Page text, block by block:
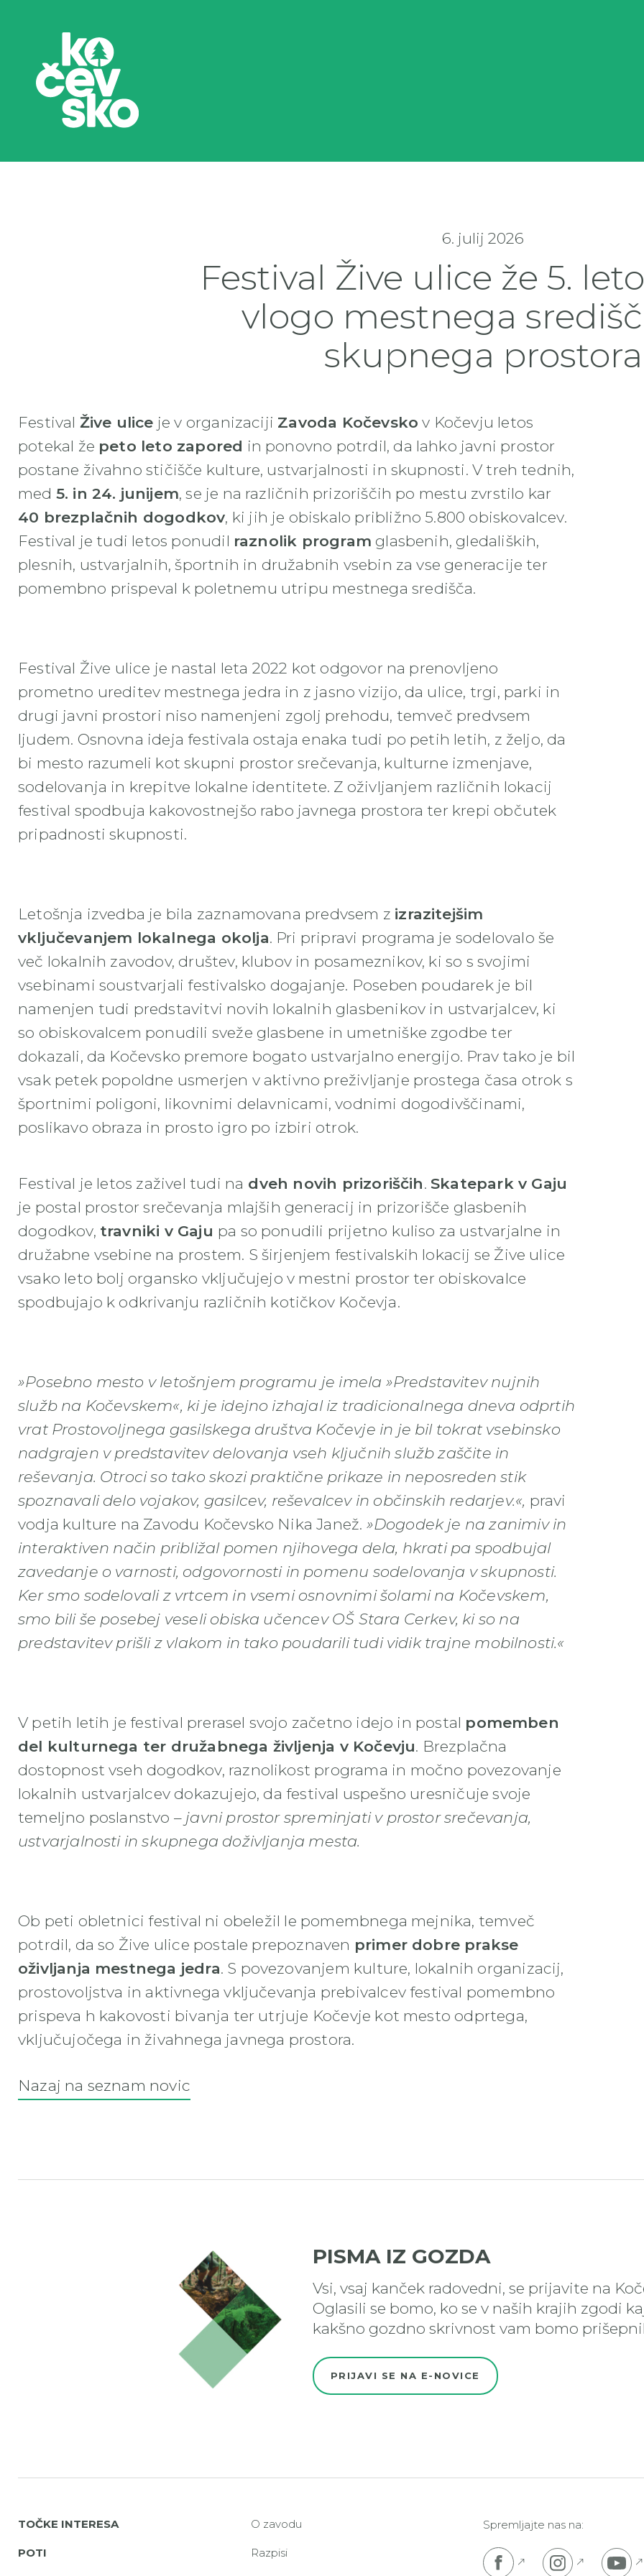
6. julij 2026
Festival Žive ulice že 5.
vlogo mestnega
skupnega prostora
Festival Žive ulice je v organizaciji Zavoda Kočevsko v Kočevju letos
potekal že peto leto zapored in ponovno potrdil, da lahko javni prostor
postane živahno stičišče kulture, ustvarjalnosti in skupnosti. V treh tednih,
med 5. in 24. junijem, se je na različnih prizoriščih po mestu zvrstilo kar
40 brezplačnih dogodkov, ki jih je obiskalo približno 5.800 obiskovalcev.
Festival je tudi letos ponudil raznolik program glasbenih, gledaliških,
plesnih, ustvarjalnih, športnih in družabnih vsebin za vse generacije ter
pomembno prispeval k poletnemu utripu mestnega središča.
Festival Žive ulice je nastal leta 2022 kot odgovor na prenovljeno
prometno ureditev mestnega jedra in z jasno vizijo, da ulice, trgi, parki in
drugi javni prostori niso namenjeni zgolj prehodu, temveč predvsem
ljudem. Osnovna ideja festivala ostaja enaka tudi po petih letih, z željo, da
bi mesto razumeli kot skupni prostor srečevanja, kulturne izmenjave,
sodelovanja in krepitve lokalne identitete. Z oživljanjem različnih lokacij
festival spodbuja kakovostnejšo rabo javnega prostora ter krepi občutek
pripadnosti skupnosti.
Letošnja izvedba je bila zaznamovana predvsem z izrazitejšim
vključevanjem lokalnega okolja. Pri pripravi programa je sodelovalo še
več lokalnih zavodov, društev, klubov in posameznikov, ki so s svojimi
vsebinami soustvarjali festivalsko dogajanje. Poseben poudarek je bil
namenjen tudi predstavitvi novih lokalnih glasbenikov in ustvarjalcev, ki
so obiskovalcem ponudili sveže glasbene in umetniške zgodbe ter
dokazali, da Kočevsko premore bogato ustvarjalno energijo. Prav tako je bil
vsak petek popoldne usmerjen v aktivno preživljanje prostega časa otrok s
športnimi poligoni, likovnimi delavnicami, vodnimi dogodivščinami,
poslikavo obraza in prosto igro po izbiri otrok.
Festival je letos zaživel tudi na dveh novih prizoriščih. Skatepark v Gaju
je postal prostor srečevanja mlajših generacij in prizorišče glasbenih
dogodkov, travniki v Gaju pa so ponudili prijetno kuliso za ustvarjalne in
družabne vsebine na prostem. S širjenjem festivalskih lokacij se Žive ulice
vsako leto bolj organsko vključujejo v mestni prostor ter obiskovalce
spodbujajo k odkrivanju različnih kotičkov Kočevja.
»Posebno mesto v letošnjem programu je imela »Predstavitev nujnih
služb na Kočevskem«, ki je idejno izhajal iz tradicionalnega dneva odprtih
vrat Prostovoljnega gasilskega društva Kočevje in je bil tokrat vsebinsko
nadgrajen v predstavitev delovanja vseh ključnih služb zaščite in
reševanja. Otroci so tako skozi praktične prikaze in neposreden stik
spoznavali delo vojakov, gasilcev, reševalcev in občinskih redarjev.«, pravi
vodja kulture na Zavodu Kočevsko Nika Janež. »Dogodek je na zanimiv in
interaktiven način približal pomen njihovega dela, hkrati pa spodbujal
zavedanje o varnosti, odgovornosti in pomenu sodelovanja v skupnosti.
Ker smo sodelovali z vrtcem in vsemi osnovnimi šolami na Kočevskem,
smo bili še posebej veseli obiska učencev OŠ Stara Cerkev, ki so na
predstavitev prišli z vlakom in tako poudarili tudi vidik trajne mobilnosti.«
V petih letih je festival prerasel svojo začetno idejo in postal pomemben
del kulturnega ter družabnega življenja v Kočevju. Brezplačna
dostopnost vseh dogodkov, raznolikost programa in močno povezovanje
lokalnih ustvarjalcev dokazujejo, da festival uspešno uresničuje svoje
temeljno poslanstvo – javni prostor spreminjati v prostor srečevanja,
ustvarjalnosti in skupnega doživljanja mesta.
Ob peti obletnici festival ni obeležil le pomembnega mejnika, temveč
potrdil, da so Žive ulice postale prepoznaven primer dobre prakse
oživljanja mestnega jedra. S povezovanjem kulture, lokalnih organizacij,
prostovoljstva in aktivnega vključevanja prebivalcev festival pomembno
prispeva h kakovosti bivanja ter utrjuje Kočevje kot mesto odprtega,
vključujočega in živahnega javnega prostora.
Nazaj na seznam novic
PISMA IZ GOZDA
Vsi, vsaj kanček radovedni, se prijavite na
Oglasili se bomo, ko se v naših krajih zgodi
kakšno gozdno skrivnost vam bomo
PRIJAVI SE NA E-NOVICE
TOČKE INTERESA
POTI
O zavodu
Razpisi
Spremljajte nas na:
Pojdi na Facebook
Pojdi na